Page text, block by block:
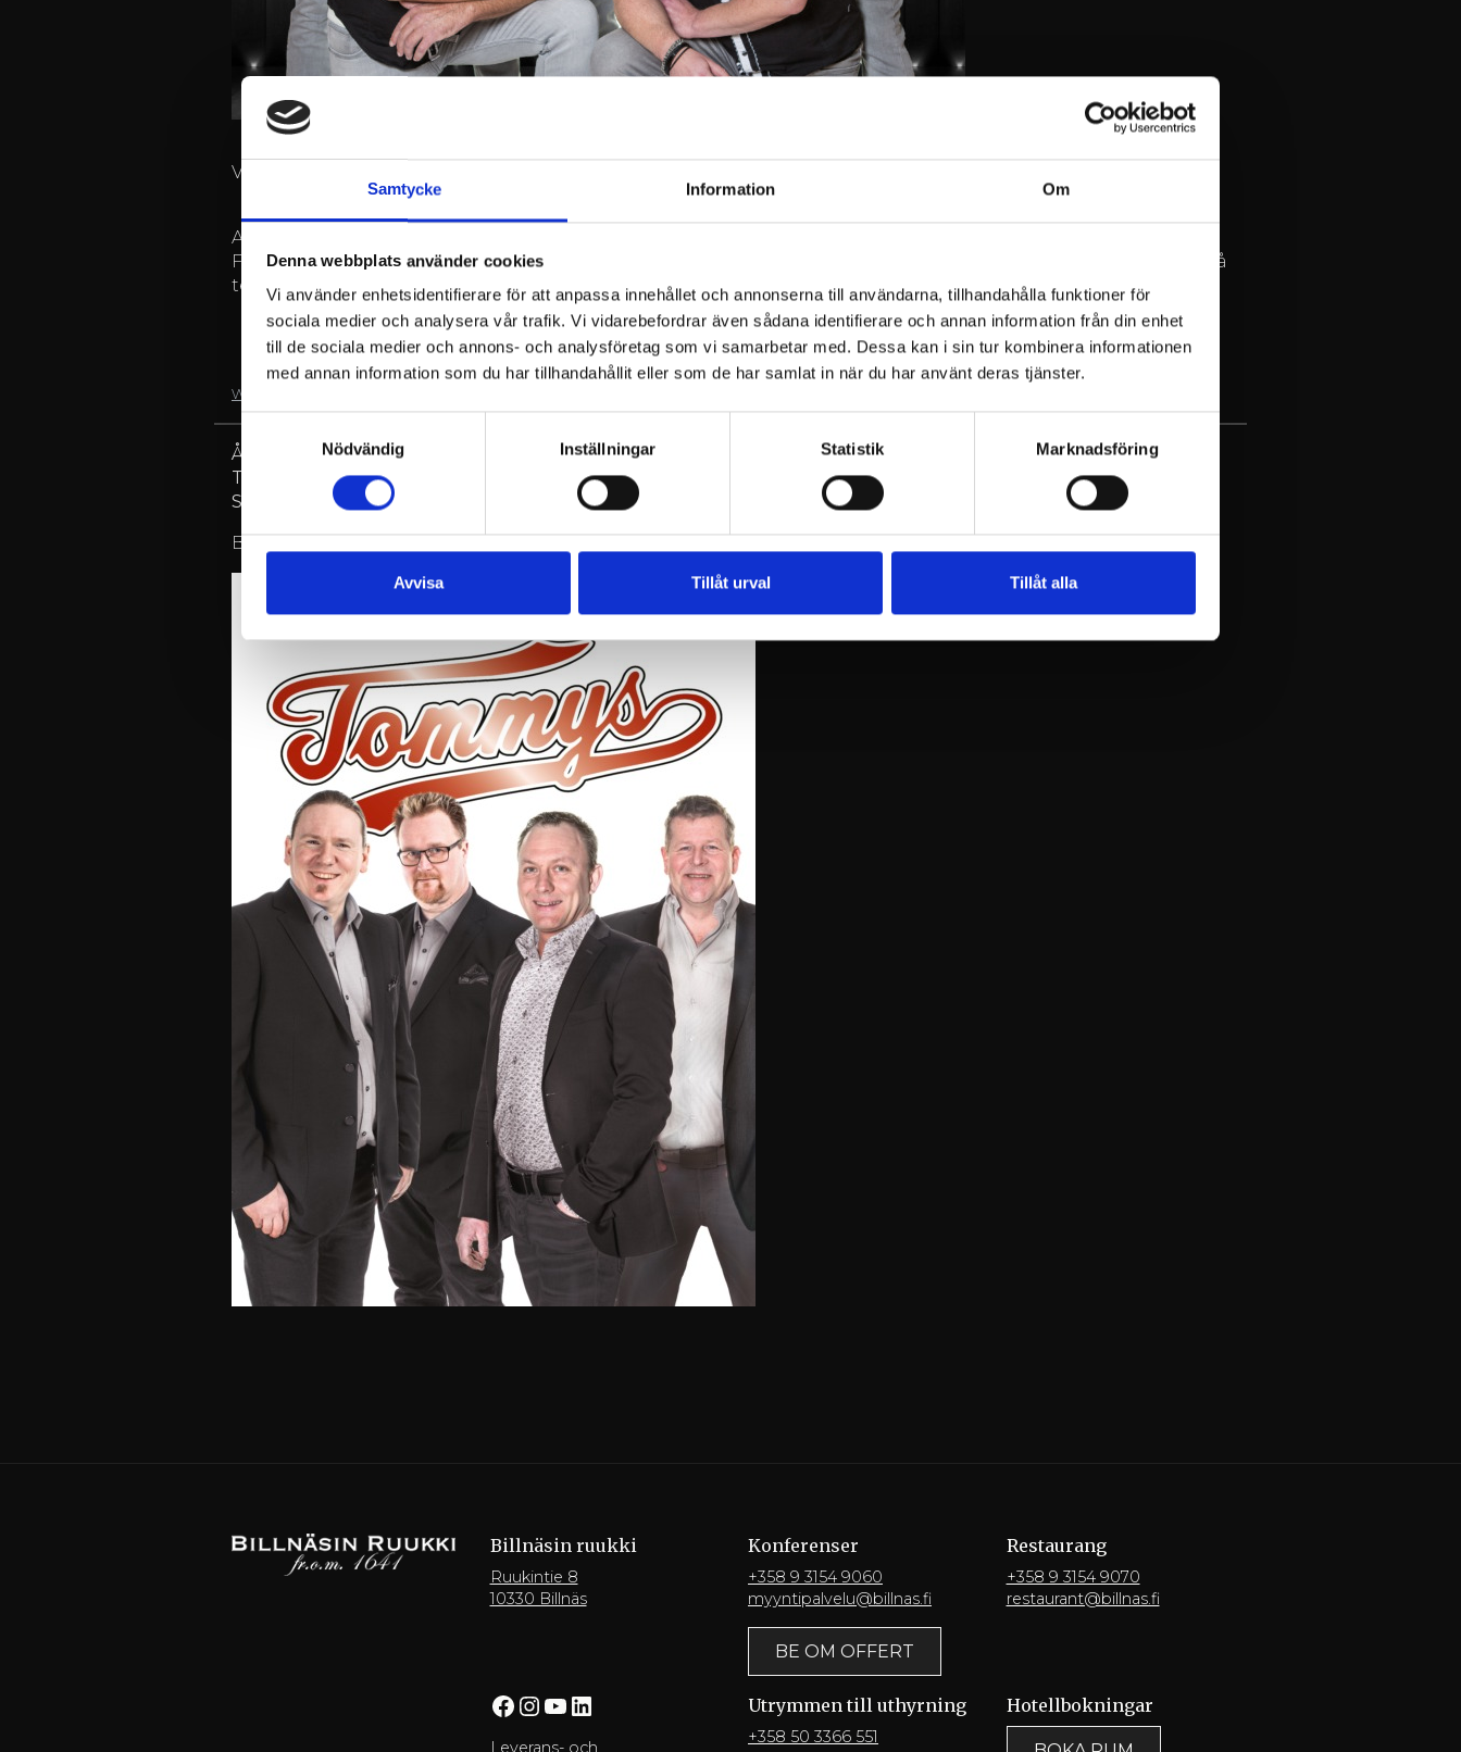
Samtycke Information Om
Denna webbplats använder cookies
Vi använder enhetsidentifierare för att anpassa innehållet och annonserna till användarna, tillhandahålla funktioner för
sociala medier och analysera vår trafik. Vi vidarebefordrar även sådana identifierare och annan information från din enhet
till de sociala medier och annons- och analysföretag som vi samarbetar med. Dessa kan i sin tur kombinera informationen
med annan information som du har tillhandahållit eller som de har samlat in när du har använt deras tjänster.
Samtyckesval
Nödvändig
Inställningar Statistik Marknadsföring
Avvisa Tillåt urval Tillåt alla
Vi önskar alla välkomna till Billnäs sommarfest den 27.6.2025, en vecka efter midsommar!
Attraktionen är de två populära dansbanden Carisma och Tommys. Dansbanden spelar under hela kvällen.
Festlokalen är Iso paja, så evenemanget kommer inte att påverkas av regn. Vid soligt väder breder vi ut oss på
terrasserna vid floden.
Biljetter
www.billnas.fi
Åldersgräns: 18+
Tid: Dörrar kl. 18:00
Showtime 19:00(spelningen tar slut ca kl. 23:45)
Biljetter vid dörren. Försäljningen slutar 27.6.2025 18:00.
Billnäsin ruukki
Ruukintie 8
10330 Billnäs
Konferenser
+358 9 3154 9060
myyntipalvelu@billnas.fi
BE OM OFFERT
Restaurang
+358 9 3154 9070
restaurant@billnas.fi
Facebook InstagramYouTube LinkedIn
Leverans- och
Utrymmen till uthyrning
+358 50 3366 551
Hotellbokningar